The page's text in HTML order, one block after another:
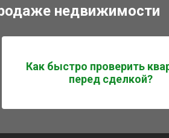
недвижимости
Как быстро проверить
перед сделкой?